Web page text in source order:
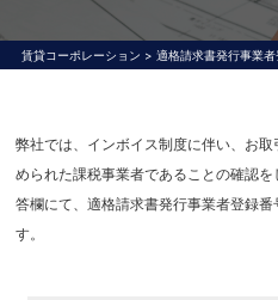
賃貸コーポレーション >適格請求書発行事業
弊社では、インボイス制度に伴い、お
められた課税事業者であることの確認
答欄にて、適格請求書発行事業者登録
す。